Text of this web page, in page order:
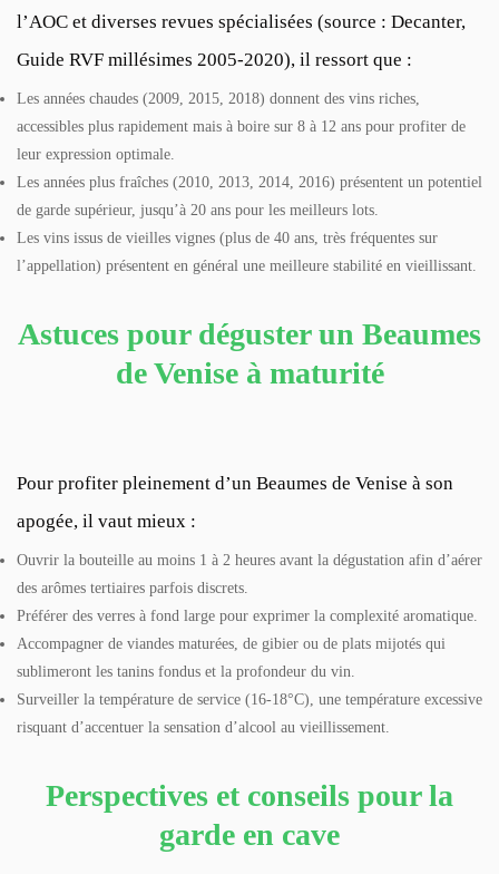
l’AOC et diverses revues spécialisées (source : Decanter,
Guide RVF millésimes 2005-2020), il ressort que :
Les années chaudes (2009, 2015, 2018) donnent des vins riches,
accessibles plus rapidement mais à boire sur 8 à 12 ans pour profiter de
leur expression optimale.
Les années plus fraîches (2010, 2013, 2014, 2016) présentent un potentiel
de garde supérieur, jusqu’à 20 ans pour les meilleurs lots.
Les vins issus de vieilles vignes (plus de 40 ans, très fréquentes sur
l’appellation) présentent en général une meilleure stabilité en vieillissant.
Astuces pour déguster un Beaumes
de Venise à maturité
Pour profiter pleinement d’un Beaumes de Venise à son
apogée, il vaut mieux :
Ouvrir la bouteille au moins 1 à 2 heures avant la dégustation afin d’aérer
des arômes tertiaires parfois discrets.
Préférer des verres à fond large pour exprimer la complexité aromatique.
Accompagner de viandes maturées, de gibier ou de plats mijotés qui
sublimeront les tanins fondus et la profondeur du vin.
Surveiller la température de service (16-18°C), une température excessive
risquant d’accentuer la sensation d’alcool au vieillissement.
Perspectives et conseils pour la
garde en cave